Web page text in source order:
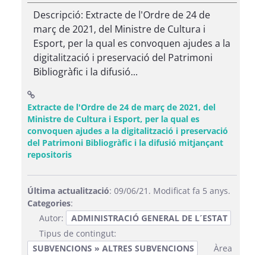
Descripció: Extracte de l'Ordre de 24 de
març de 2021, del Ministre de Cultura i
Esport, per la qual es convoquen ajudes a la
digitalització i preservació del Patrimoni
Bibliogràfic i la difusió...
Extracte de l'Ordre de 24 de març de 2021, del
Ministre de Cultura i Esport, per la qual es
convoquen ajudes a la digitalització i preservació
del Patrimoni Bibliogràfic i la difusió mitjançant
repositoris(Obre una finestra nova)
Última actualització: 09/06/21. Modificat fa 5 anys.
Categories:
Autor:
ADMINISTRACIÓ GENERAL DE L´ESTAT
Tipus de contingut:
SUBVENCIONS » ALTRES SUBVENCIONS
Àrea